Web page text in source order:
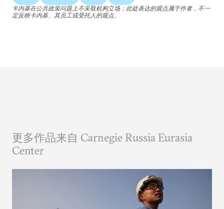
卡内基在公共政策问题上不采取机构立场；此处表达的观点属于作者，不一
定反映卡内基、其员工或受托人的观点。
更多作品来自 Carnegie Russia Eurasia
Center